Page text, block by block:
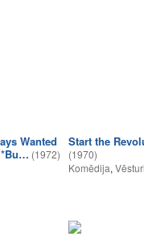
Wanted
*Bu… (1972)
Start the
(1970)
Komēdija,